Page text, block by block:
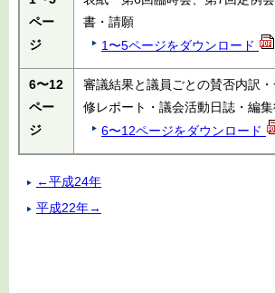
ペー
ジ
書・請願
1〜5ページをダウンロード
6〜12
ペー
ジ
審議結果と議員ごとの賛否内訳
修レポート・議会活動日誌・編
6〜12ページをダウンロード
←平成24年
平成22年→